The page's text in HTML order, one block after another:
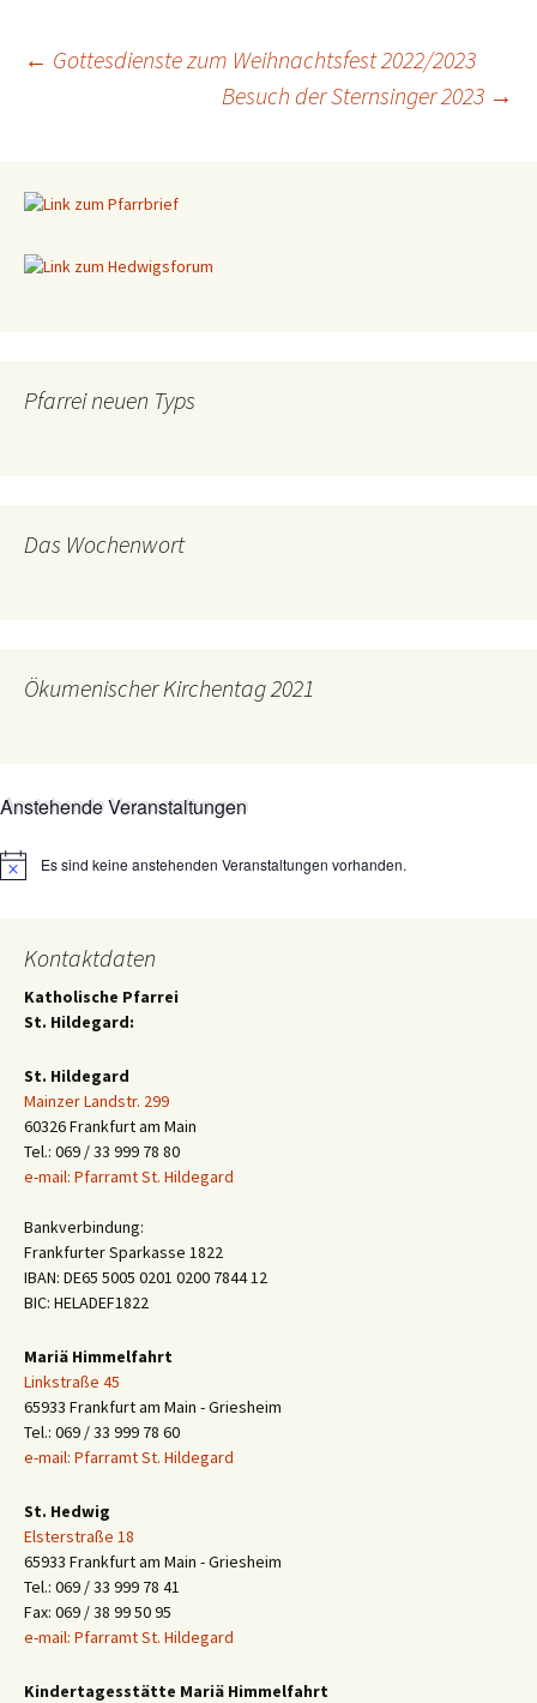
Beitragsnavigation
← Gottesdienste zum Weihnachtsfest 2022/2023
Besuch der Sternsinger 2023 →
Pfarrei neuen Typs
Das Wochenwort
Ökumenischer Kirchentag 2021
Anstehende Veranstaltungen
HinweisEs sind keine anstehenden Veranstaltungen vorhanden.
Kontaktdaten
Katholische Pfarrei
St. Hildegard:
St. Hildegard
Mainzer Landstr. 299
60326 Frankfurt am Main
Tel.: 069 / 33 999 78 80
e-mail: Pfarramt St. Hildegard
Bankverbindung:
Frankfurter Sparkasse 1822
IBAN: DE65 5005 0201 0200 7844 12
BIC: HELADEF1822
Mariä Himmelfahrt
Linkstraße 45
65933 Frankfurt am Main - Griesheim
Tel.: 069 / 33 999 78 60
e-mail: Pfarramt St. Hildegard
St. Hedwig
Elsterstraße 18
65933 Frankfurt am Main - Griesheim
Tel.: 069 / 33 999 78 41
Fax: 069 / 38 99 50 95
e-mail: Pfarramt St. Hildegard
Kindertagesstätte Mariä Himmelfahrt